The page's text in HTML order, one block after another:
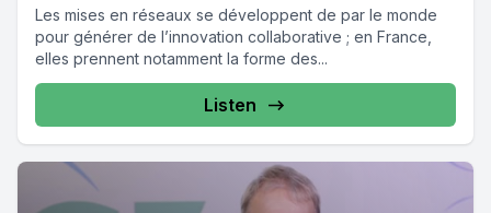
Les mises en réseaux se développent de par le monde
pour générer de l’innovation collaborative ; en France,
elles prennent notamment la forme des...
Listen